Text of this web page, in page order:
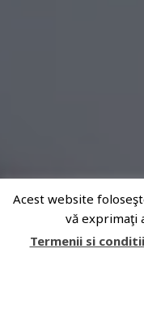
Acest website
vă exprimaţi
Termenii si